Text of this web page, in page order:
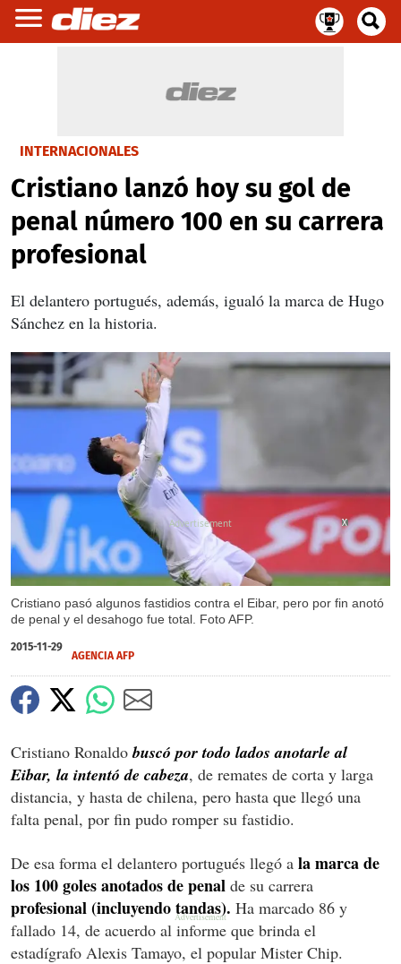
INTERNACIONALES
Cristiano lanzó hoy su gol de
penal número 100 en su carrera
profesional
El delantero portugués, además, igualó la marca de Hugo
Sánchez en la historia.
Cristiano pasó algunos fastidios contra el Eibar, pero por fin anotó
de penal y el desahogo fue total. Foto AFP.
X
X
2015-11-29
AGENCIA AFP
Cristiano Ronaldobuscó por todo lados anotarle al
Eibar, la intentó de cabeza, de remates de corta y larga
distancia, y hasta de chilena, pero hasta que llegó una
falta penal, por fin pudo romper su fastidio.
De esa forma el delantero portugués llegó a la marca de
los 100 goles anotados de penal de su carrera
profesional (incluyendo tandas). Ha marcado 86 y
fallado 14, de acuerdo al informe que brinda el
estadígrafo Alexis Tamayo, el popular Mister Chip.